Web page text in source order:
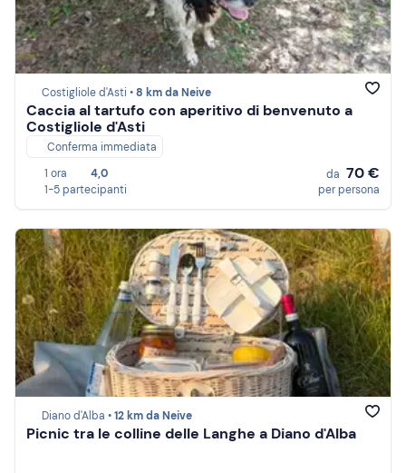
Costigliole d'Asti •8 km da Neive
Caccia al tartufo con aperitivo di benvenuto a
Costigliole d'Asti
Conferma immediata
1 ora
4,0
1-5 partecipanti
da 70 €
per persona
Diano d'Alba •12 km da Neive
Picnic tra le colline delle Langhe a Diano d'Alba